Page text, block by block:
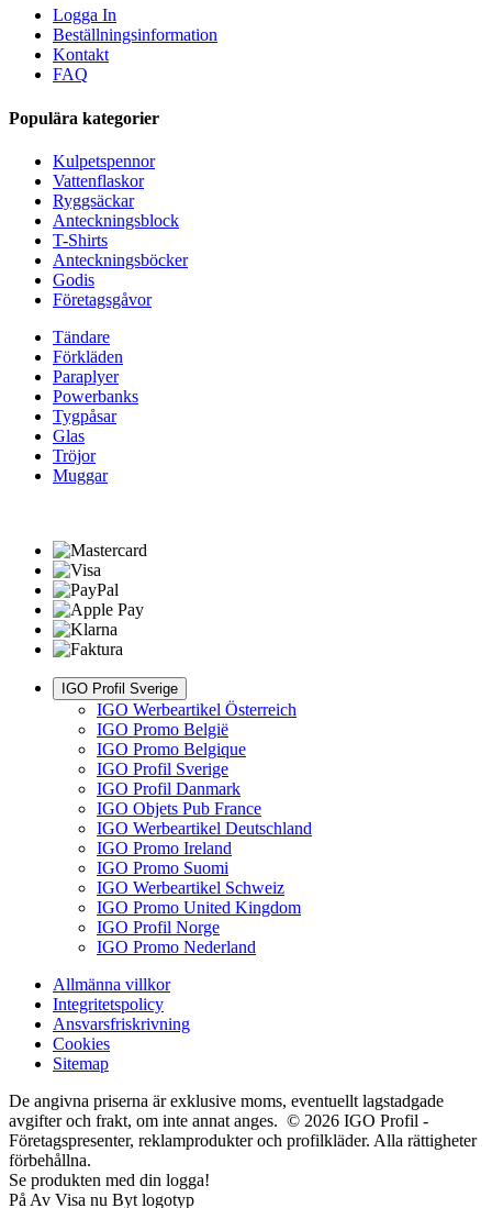
Logga In
Beställningsinformation
Kontakt
FAQ
Populära kategorier
Kulpetspennor
Vattenflaskor
Ryggsäckar
Anteckningsblock
T-Shirts
Anteckningsböcker
Godis
Företagsgåvor
Tändare
Förkläden
Paraplyer
Powerbanks
Tygpåsar
Glas
Tröjor
Muggar
IGO Profil Sverige
IGO Werbeartikel Österreich
IGO Promo België
IGO Promo Belgique
IGO Profil Sverige
IGO Profil Danmark
IGO Objets Pub France
IGO Werbeartikel Deutschland
IGO Promo Ireland
IGO Promo Suomi
IGO Werbeartikel Schweiz
IGO Promo United Kingdom
IGO Profil Norge
IGO Promo Nederland
Allmänna villkor
Integritetspolicy
Ansvarsfriskrivning
Cookies
Sitemap
De angivna priserna är exklusive moms, eventuellt lagstadgade
avgifter och frakt, om inte annat anges. © 2026 IGO Profil -
Företagspresenter, reklamprodukter och profilkläder. Alla rättigheter
förbehållna.
Se produkten med din logga!
På Av Visa nu Byt logotyp